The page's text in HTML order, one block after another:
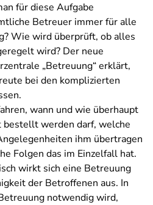
für diese Aufgabe
Betreuer immer für alle
Wie wird überprüft, ob alles
wird? Der neue
„Betreuung“ erklärt,
bei den komplizierten
wann und wie überhaupt
werden darf, welche
ihm übertragen
Folgen das im Einzelfall hat.
wirkt sich eine Betreuung
der Betroffenen aus. In
notwendig wird,